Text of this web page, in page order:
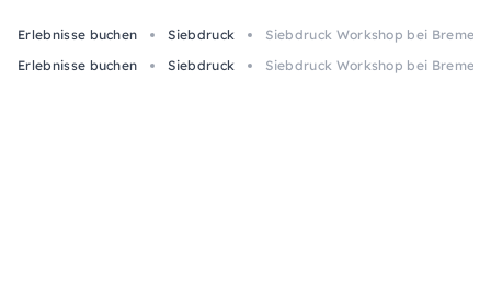
Erlebnisse buchen Siebdruck
Siebdruck Workshop bei
Erlebnisse buchen
Siebdruck Siebdruck Workshop bei